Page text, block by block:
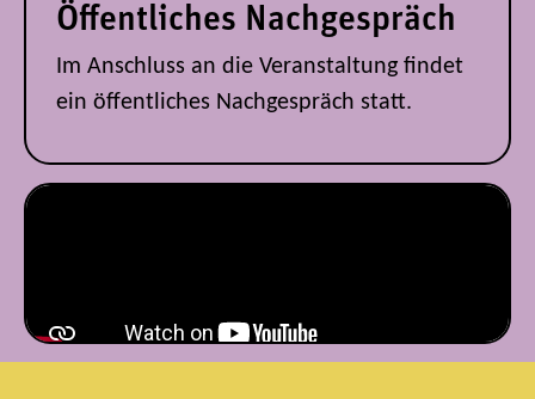
Öffentliches Nachgespräch
Im Anschluss an die Veranstaltung findet
ein öffentliches Nachgespräch statt.